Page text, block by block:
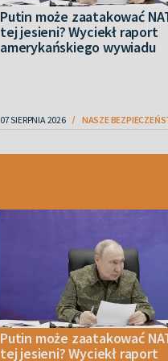
Putin może zaatakować
tej jesieni? Wyciekł raport
amerykańskiego wywiadu
07 SIERPNIA 2026 NASZE
Putin może zaatakować
tej jesieni? Wyciekł raport